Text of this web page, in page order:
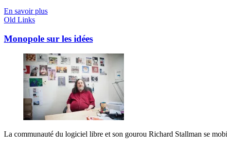
En savoir plus
Old Links
Monopole sur les idées
La communauté du logiciel libre et son gourou Richard Stallman se